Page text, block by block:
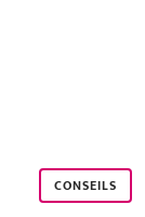
CONSEILS